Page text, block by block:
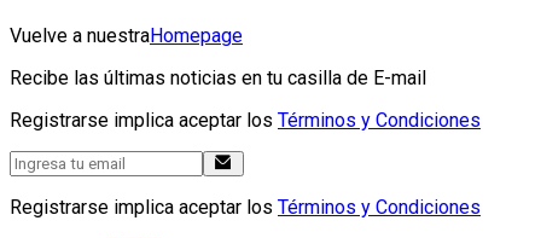
Vuelve a nuestraHomepage
Recibe las últimas noticias en tu casilla de E-mail
Registrarse implica aceptar los Términos y Condiciones
Registrarse implica aceptar los Términos y Condiciones